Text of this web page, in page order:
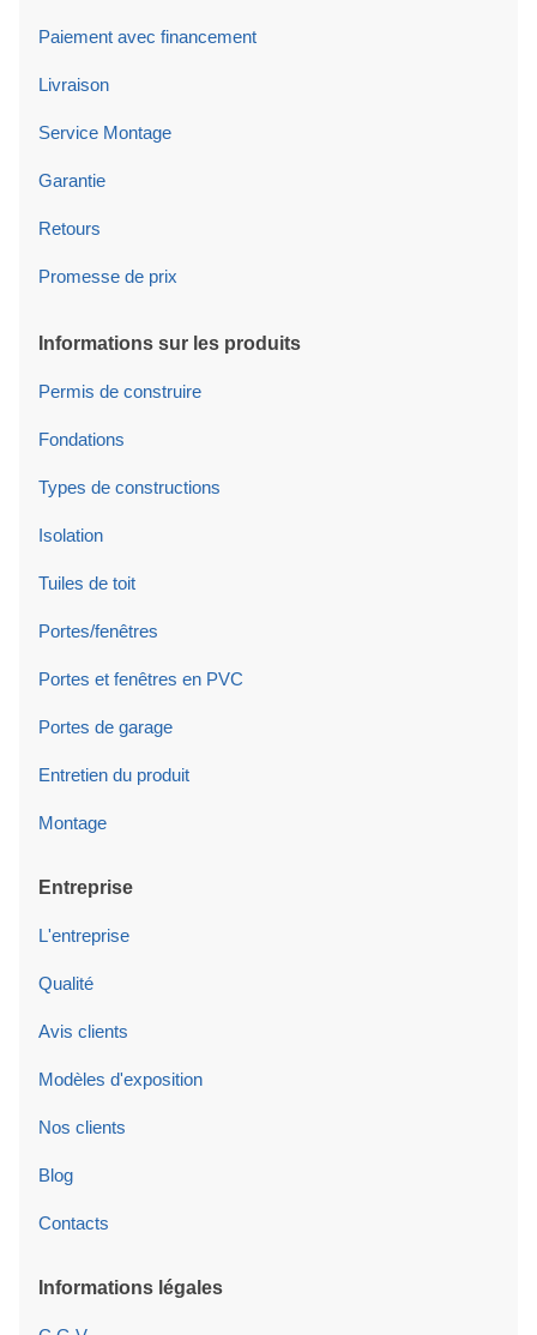
Paiement avec financement
Livraison
Service Montage
Garantie
Retours
Promesse de prix
Informations sur les produits
Permis de construire
Fondations
Types de constructions
Isolation
Tuiles de toit
Portes/fenêtres
Portes et fenêtres en PVC
Portes de garage
Entretien du produit
Montage
Entreprise
L'entreprise
Qualité
Avis clients
Modèles d'exposition
Nos clients
Blog
Contacts
Informations légales